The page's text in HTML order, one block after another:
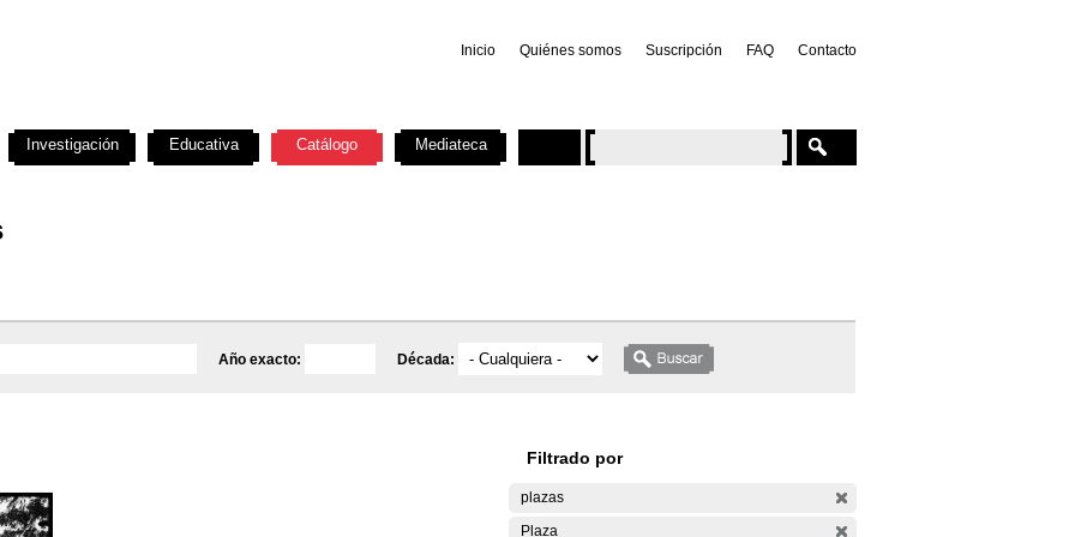
Inicio Quiénes somos Suscripción FAQ Contacto
Año exacto: Década:
Filtrado por
plazas
Plaza
Investigación Educativa Catálogo Mediateca